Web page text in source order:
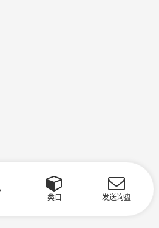
类目 发送询盘